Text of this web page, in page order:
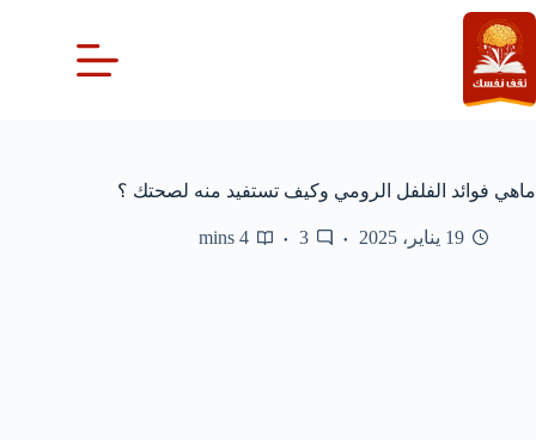
التجاوز
إلى
المحتوى
ماهي فوائد الفلفل الرومي وكيف تستفيد منه لصحتك ؟
19 يناير، 2025 3
4 mins